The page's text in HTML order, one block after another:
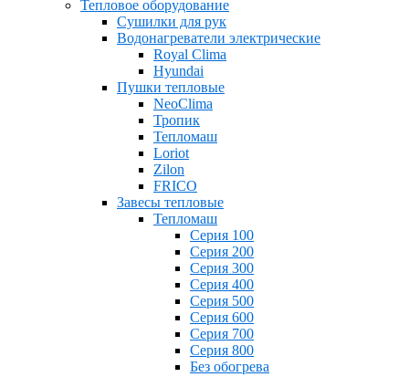
Тепловое оборудование
Сушилки для рук
Водонагреватели электрические
Royal Clima
Hyundai
Пушки тепловые
NeoClima
Тропик
Тепломаш
Loriot
Zilon
FRICO
Завесы тепловые
Тепломаш
Серия 100
Серия 200
Серия 300
Серия 400
Серия 500
Серия 600
Серия 700
Серия 800
Без обогрева